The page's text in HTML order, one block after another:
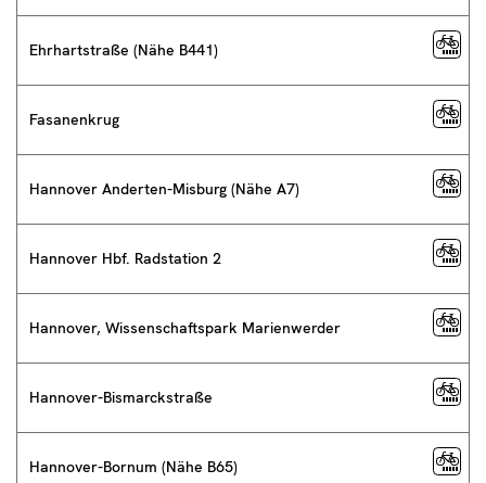
abEhrhartstraße (Nähe B441)
Fasanenkrug
Hannover Anderten-Misburg (Nähe A7)
Hannover Hbf. Radstation 2
Hannover, Wis­sen­schafts­park Marien­werder
Hannover-Bismarckstraße
Hannover-Bornum (Nähe B65)